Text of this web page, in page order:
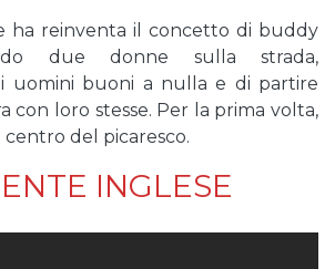
ha reinventa il concetto di buddy
due donne sulla strada,
uomini buoni a nulla e di partire
con loro stesse. Per la prima volta,
centro del picaresco.
INGLESE